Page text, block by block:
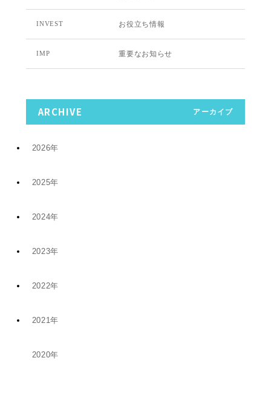
INVEST お役立ち情報
IMP 重要なお知らせ
ARCHIVE アーカイブ
2026年
7月 (9)
4月 (2)
1月 (4)
2025年
12月 (6)
11月 (5)
8月 (1)
6月 (1)
2024年
11月 (8)
5月 (4)
1月 (1)
2023年
10月 (2)
8月 (5)
5月 (5)
2022年
12月 (9)
11月 (19)
2021年
12月 (1)
2020年